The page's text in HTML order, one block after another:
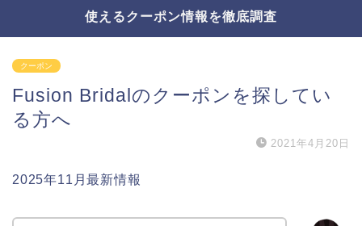
使えるクーポン情報を徹底調査
クーポン
Fusion Bridalのクーポンを探してい
る方へ
2021年4月20日
2025年11月最新情報